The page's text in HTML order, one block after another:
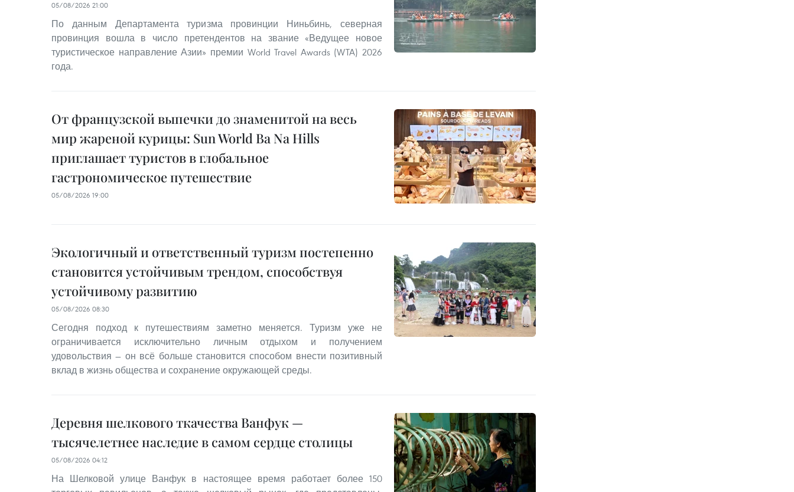
05/08/2026 21:00
По данным Департамента туризма провинции Ниньбинь, северная
провинция вошла в число претендентов на звание «Ведущее новое
туристическое направление Азии» премии World Travel Awards (WTA) 2026
года.
От французской выпечки до знаменитой на весь
мир жареной курицы: Sun World Ba Na Hills
приглашает туристов в глобальное
гастрономическое путешествие
05/08/2026 19:00
Экологичный и ответственный туризм постепенно
становится устойчивым трендом, способствуя
устойчивому развитию
05/08/2026 08:30
Сегодня подход к путешествиям заметно меняется. Туризм уже не
ограничивается исключительно личным отдыхом и получением
удовольствия — он всё больше становится способом внести позитивный
вклад в жизнь общества и сохранение окружающей среды.
Деревня шелкового ткачества Ванфук —
тысячелетнее наследие в самом сердце столицы
05/08/2026 04:12
На Шелковой улице Ванфук в настоящее время работает более 150